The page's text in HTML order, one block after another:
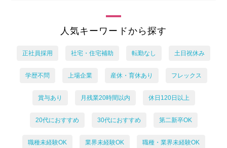
人気キーワードから探す
正社員採用 社宅・住宅補助 転勤なし 土日祝休み
学歴不問 上場企業 産休・育休あり フレックス
賞与あり 月残業20時間以内 休日120日以上
20代におすすめ 30代におすすめ 第二新卒OK
職種未経験OK 業界未経験OK 職種・業界未経験OK